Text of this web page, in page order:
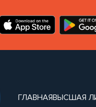
ГЛАВНАЯВЫСШАЯ